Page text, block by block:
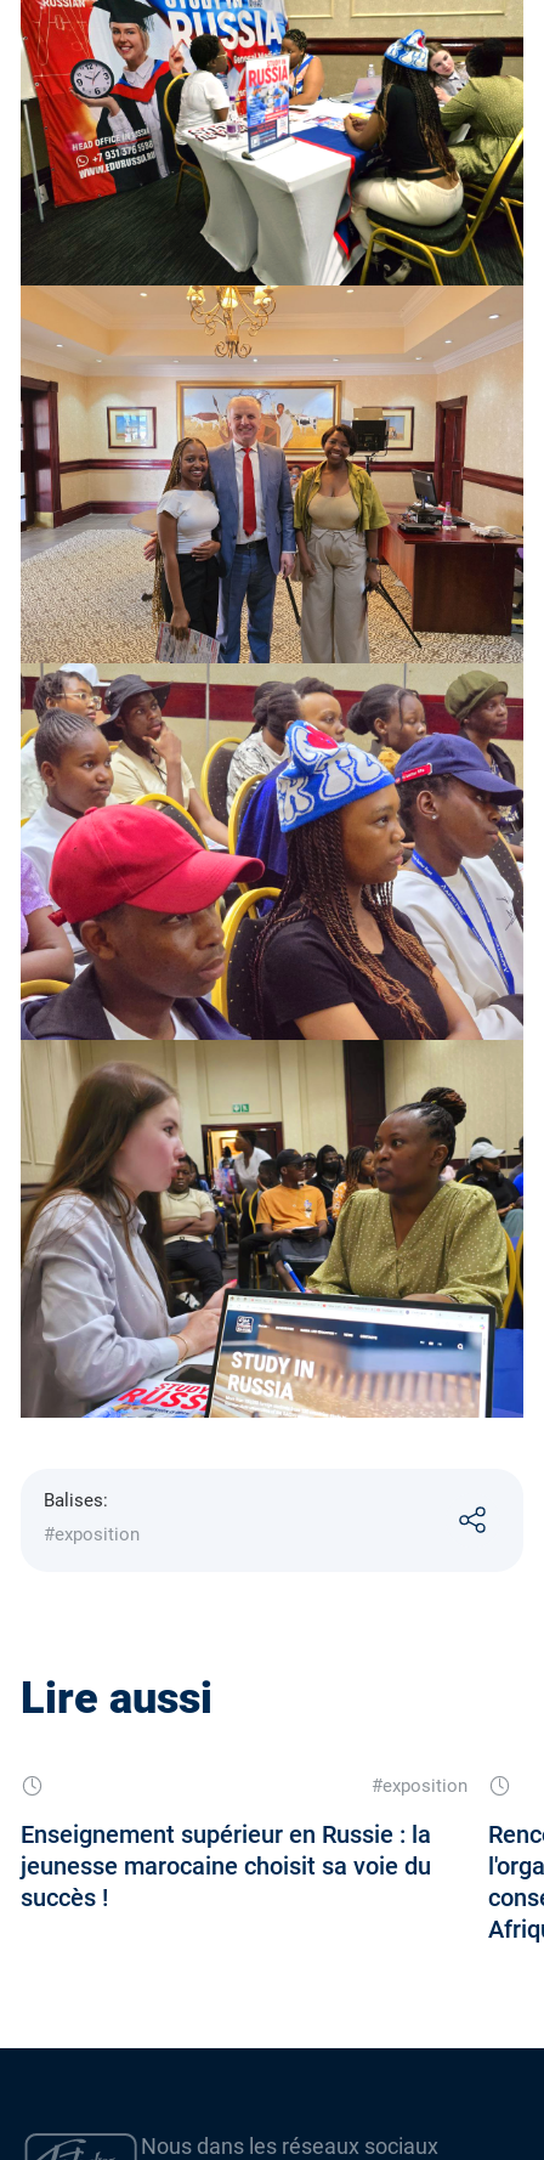
Balises:
#exposition
Lire aussi
#exposition
Enseignement supérieur en Russie : la
jeunesse marocaine choisit sa voie du
succès !
Nous dans les réseaux sociaux